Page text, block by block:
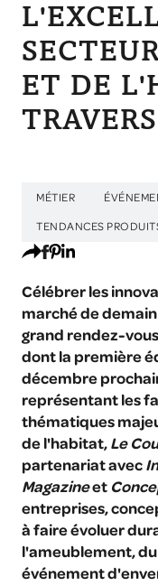
ET DE
MÉTIER
TENDANCES
Célébrer les
marché de
grand rendez-
dont la première
décembre
représentant les
thématiques
de l'habitat, Le
partenariat avec
Magazineet
entreprises,
à faire évoluer
l'ameublement,
événement